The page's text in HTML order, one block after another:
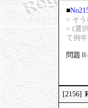
■
> そ
> (選
て例
問題Ⅱ
[2156]